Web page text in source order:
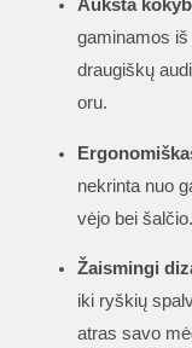
Aukšta
gaminamos
draugiškų
oru.
nekrinta nuo
vėjo bei šalčio.
Žaismingi
iki ryškių
atras savo